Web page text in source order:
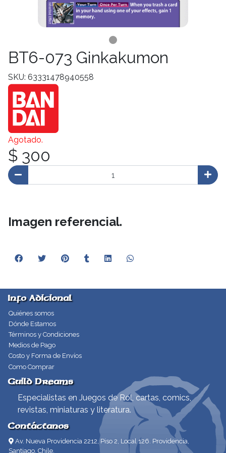
BT6-073 Ginkakumon
SKU: 63331478940558
Agotado.
$ 300
Imagen referencial.
Info Adicional
Quiénes somos
Dónde Estamos
Términos y Condiciones
Medios de Pago
Costo y Forma de Envíos
Como Comprar
Guild Dreams
Especialistas en Juegos de Rol, cartas, comics,
revistas, miniaturas y literatura.
Contáctanos
Av. Nueva Providencia 2212, Piso 2, Local 126. Providencia,
Santiago, Chile.